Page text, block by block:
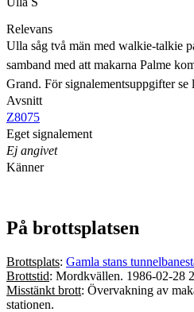
Relevans
Ulla såg två män med walkie-talkie
samband med att makarna Palme
Grand. För signalementsuppgifter se
Avsnitt
Z8075
Eget signalement
Ej angivet
Känner
På brottsplatsen
Brottsplats: Gamla stans
Brottstid: Mordkvällen. 1986-02-28
Misstänkt brott: Övervakning av
stationen.